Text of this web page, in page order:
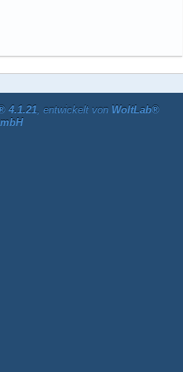
4.1.21, entwickelt von WoltLab®